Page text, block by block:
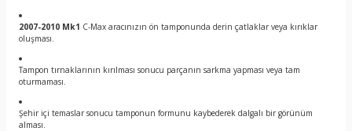
2007-2010 Mk1 C-Max aracınızın ön tamponunda derin çatlaklar veya kırıklar
oluşması.
Tampon tırnaklarının kırılması sonucu parçanın sarkma yapması veya tam
oturmaması.
Şehir içi temaslar sonucu tamponun formunu kaybederek dalgalı bir görünüm
alması.